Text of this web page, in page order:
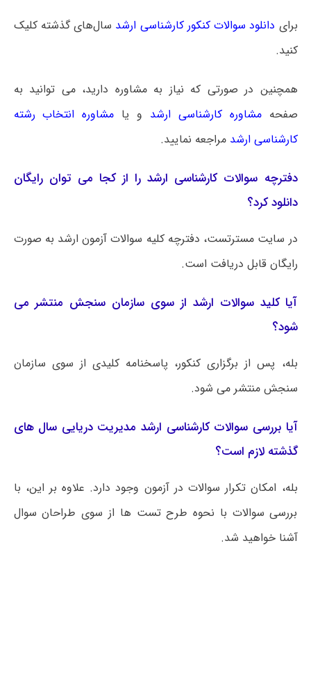
برای دانلود سوالات کنکور کارشناسی ارشد سال‌های گذشته کلیک
کنید.
همچنین در صورتی که نیاز به مشاوره دارید، می توانید به
صفحهمشاوره کارشناسی ارشد و یا مشاوره انتخاب رشته
کارشناسی ارشد مراجعه نمایید.
دفترچه سوالات کارشناسی ارشد را از کجا می توان رایگان
دانلود کرد؟
در سایت مسترتست، دفترچه کلیه سوالات آزمون ارشد به صورت
رایگان قابل دریافت است.
آیا کلید سوالات ارشد از سوی سازمان سنجش منتشر می
شود؟
بله، پس از برگزاری کنکور، پاسخنامه کلیدی از سوی سازمان
سنجش منتشر می شود.
آیا بررسی سوالات کارشناسی ارشد مدیریت دریایی سال های
گذشته لازم است؟
بله، امکان تکرار سوالات در آزمون وجود دارد. علاوه بر این، با
بررسی سوالات با نحوه طرح تست ها از سوی طراحان سوال
آشنا خواهید شد.